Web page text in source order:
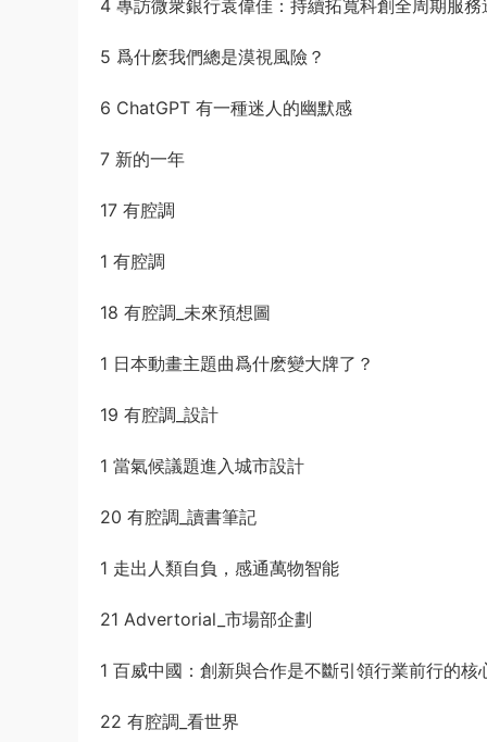
4 專訪微衆銀行袁偉佳：持續拓寬科創全周期服務
5 爲什麽我們總是漠視風險？
6 ChatGPT 有一種迷人的幽默感
7 新的一年
17 有腔調
1 有腔調
18 有腔調_未來預想圖
1 日本動畫主題曲爲什麽變大牌了？
19 有腔調_設計
1 當氣候議題進入城市設計
20 有腔調_讀書筆記
1 走出人類自負，感通萬物智能
21 Advertorial_市場部企劃
1 百威中國：創新與合作是不斷引領行業前行的核
22 有腔調_看世界